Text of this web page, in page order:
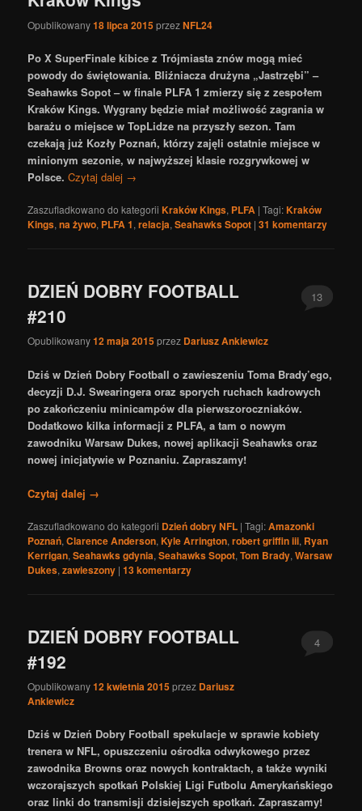
Opublikowany18 lipca 2015przezNFL24
Po X SuperFinale kibice z Trójmiasta znów mogą mieć
powody do świętowania. Bliźniacza drużyna „Jastrzębi” –
Seahawks Sopot – w finale PLFA 1 zmierzy się z zespołem
Kraków Kings. Wygrany będzie miał możliwość zagrania w
barażu o miejsce w TopLidze na przyszły sezon. Tam
czekają już Kozły Poznań, którzy zajęli ostatnie miejsce w
minionym sezonie, w najwyższej klasie rozgrywkowej w
Polsce. Czytaj dalej →
Zaszufladkowano do kategorii Kraków Kings, PLFA |Tagi:Kraków
Kings,na żywo, PLFA 1,relacja,Seahawks Sopot |31 komentarzy
DZIEŃ DOBRY FOOTBALL
#210
Opublikowany12 maja 2015przez Dariusz Ankiewicz
13
Dziś w Dzień Dobry Football o zawieszeniu Toma Brady’ego,
decyzji D.J. Swearingera oraz sporych ruchach kadrowych
po zakończeniu minicampów dla pierwszoroczniaków.
Dodatkowo kilka informacji z PLFA, a tam o nowym
zawodniku Warsaw Dukes, nowej aplikacji Seahawks oraz
nowej inicjatywie w Poznaniu. Zapraszamy!
Czytaj dalej →
Zaszufladkowano do kategorii Dzień dobry NFL |Tagi:Amazonki
Poznań,Clarence Anderson,Kyle Arrington,robert griffin iii, Ryan
Kerrigan,Seahawks gdynia,Seahawks Sopot,Tom Brady,Warsaw
Dukes,zawieszony |13komentarzy
DZIEŃ DOBRY FOOTBALL
#192
Opublikowany12 kwietnia 2015przez Dariusz
Ankiewicz
4
Dziś w Dzień Dobry Football spekulacje w sprawie kobiety
trenera w NFL, opuszczeniu ośrodka odwykowego przez
zawodnika Browns oraz nowych kontraktach, a także wyniki
wczorajszych spotkań Polskiej Ligi Futbolu Amerykańskiego
oraz linki do transmisji dzisiejszych spotkań. Zapraszamy!